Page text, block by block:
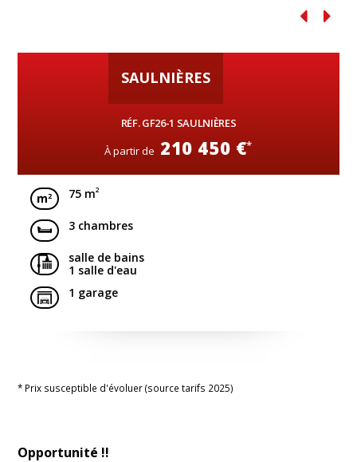
SAULNIÈRES
RÉF. GF26-1 SAULNIÈRES
À partir de 210 450 €*
75 m2
3 chambres
salle de bains
1 salle d'eau
1 garage
* Prix susceptible d'évoluer (source tarifs 2025)
Opportunité !!